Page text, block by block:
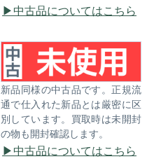
中古品についてはこちら
新品同様の中古品です。正規流
通で仕入れた新品とは厳密に区
別しています。買取時は未開封
の物も開封確認します。
中古品についてはこちら